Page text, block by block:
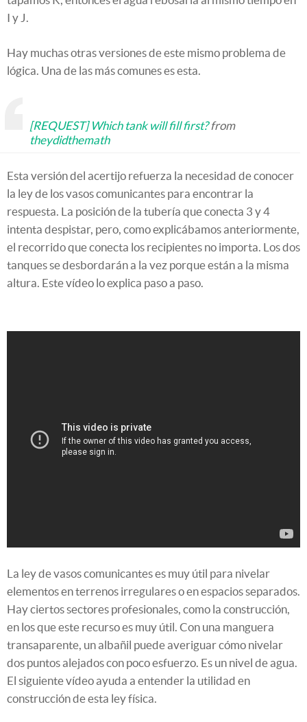
I y J.
Hay muchas otras versiones de este mismo problema de
lógica. Una de las más comunes es esta.
[REQUEST] Which tank will fill first?from
theydidthemath
Esta versión del acertijo refuerza la necesidad de conocer
la ley de los vasos comunicantes para encontrar la
respuesta. La posición de la tubería que conecta 3 y 4
intenta despistar, pero, como explicábamos anteriormente,
el recorrido que conecta los recipientes no importa. Los dos
tanques se desbordarán a la vez porque están a la misma
altura. Este vídeo lo explica paso a paso.
La ley de vasos comunicantes es muy útil para nivelar
elementos en terrenos irregulares o en espacios separados.
Hay ciertos sectores profesionales, como la construcción,
en los que este recurso es muy útil. Con una manguera
transaparente, un albañil puede averiguar cómo nivelar
dos puntos alejados con poco esfuerzo. Es un nivel de agua.
El siguiente vídeo ayuda a entender la utilidad en
construcción de esta ley física.